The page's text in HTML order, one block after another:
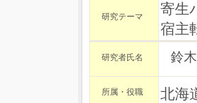
研究テーマ
寄生
宿主
研究者氏名 鈴
所属・役職 北海